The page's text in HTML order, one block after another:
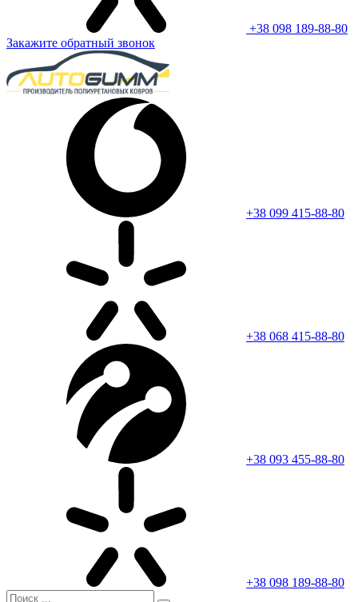
+38 098 189-88-80
Закажите обратный звонок
+38 099 415-88-80
+38 068 415-88-80
+38 093 455-88-80
+38 098 189-88-80